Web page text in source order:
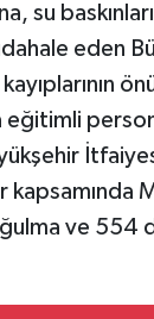
su
eden
eğitimli
ve